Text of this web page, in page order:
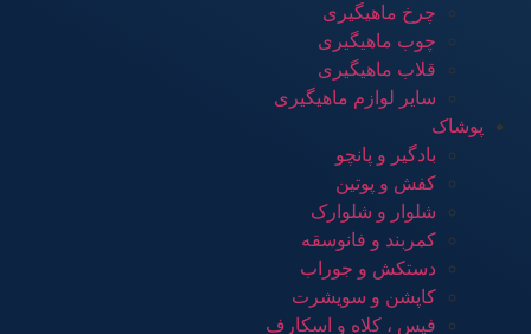
چرخ ماهیگیری
چوب ماهیگیری
قلاب ماهیگیری
سایر لوازم ماهیگیری
پوشاک
بادگیر و پانچو
کفش و پوتین
شلوار و شلوارک
کمربند و فانوسقه
دستکش و جوراب
کاپشن و سویشرت
فیس ، کلاه و اسکارف